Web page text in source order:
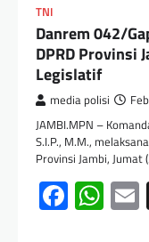
TNI
Danrem 042/
DPRD Provinsi
Legislatif
media polisi
JAMBI.MPN –
S.I.P., M.M.,
Provinsi Jambi,